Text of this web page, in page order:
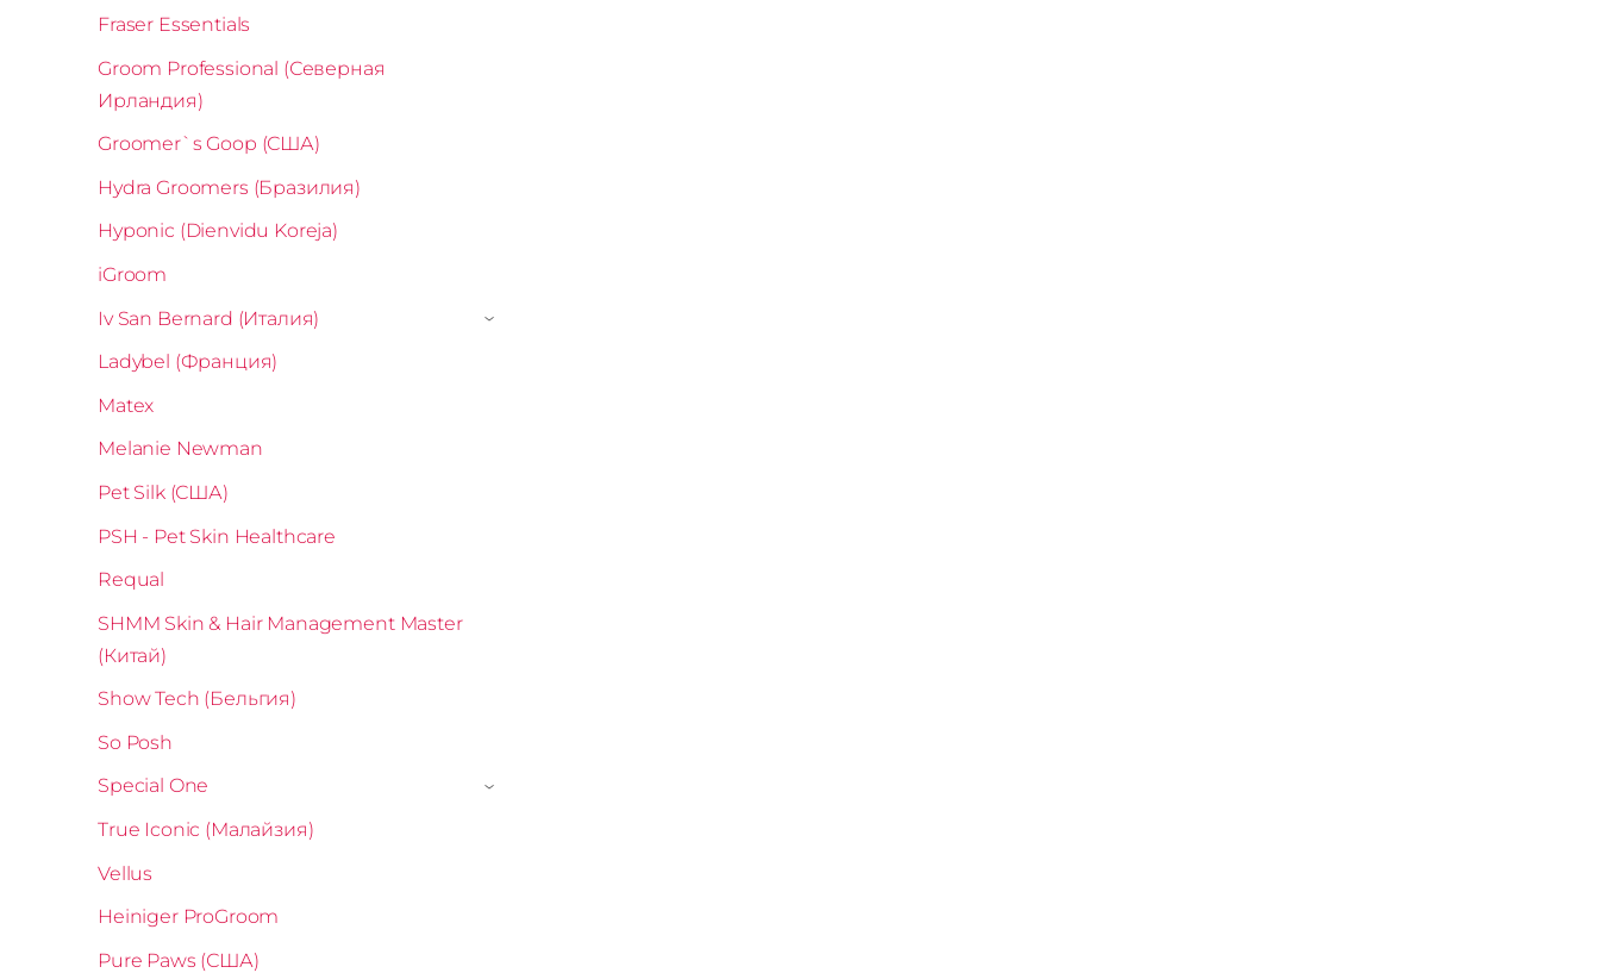
Fraser Essentials
Groom Professional (Северная
Ирландия)
Groomer`s Goop (США)
Hydra Groomers (Бразилия)
Hyponic (Dienvidu Koreja)
iGroom
Iv San Bernard (Италия)
›
Ladybel (Франция)
Matex
Melanie Newman
Pet Silk (США)
PSH - Pet Skin Healthcare
Requal
SHMM Skin & Hair Management Master
(Китай)
Show Tech (Бельгия)
So Posh
Special One
›
True Iconic (Малайзия)
Vellus
Heiniger ProGroom
Pure Paws (США)